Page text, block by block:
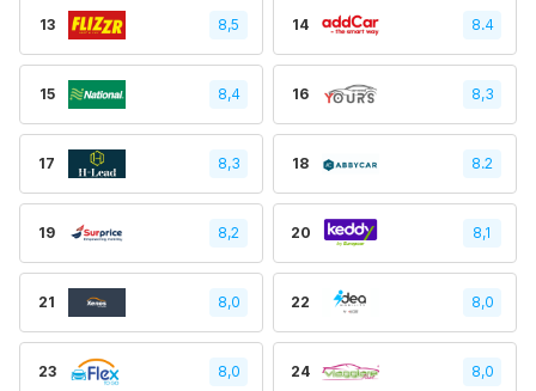
13 8,5 14 8.4
15 8,4 16 8,3
17 8,3 18 8.2
19 8,2 20 8,1
21 8,0 22 8,0
23 8,0 24 8,0